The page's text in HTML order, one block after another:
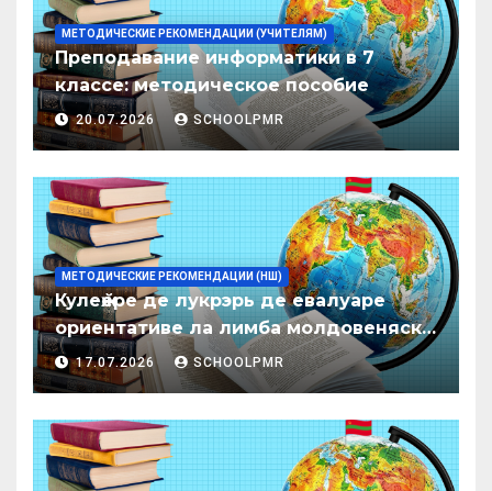
МЕТОДИЧЕСКИЕ РЕКОМЕНДАЦИИ (УЧИТЕЛЯМ)
Преподавание информатики в 7
классе: методическое пособие
20.07.2026 SCHOOLPMR
МЕТОДИЧЕСКИЕ РЕКОМЕНДАЦИИ (НШ)
Кулеӂере де лукрэрь де евалуаре
ориентативе ла лимба молдовеняскэ
пентру елевий класелор примаре але
организациилор де ынвэцэмынт
17.07.2026 SCHOOLPMR